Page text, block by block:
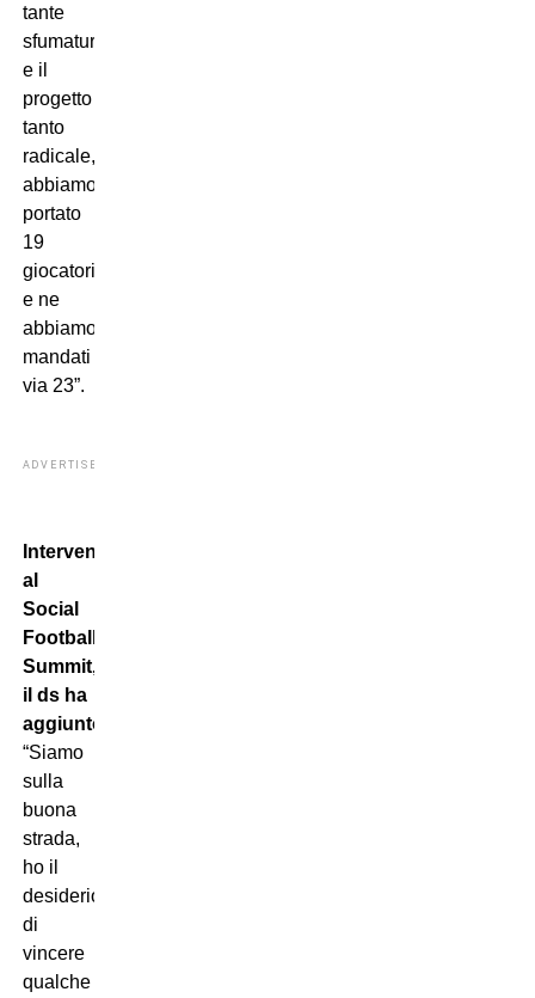
tante
sfumature,
e il
progetto
tanto
radicale,
abbiamo
portato
19
giocatori
e ne
abbiamo
mandati
via 23”.
ADVERTISEMENT
Intervenuto
al
Social
Football
Summit,
il ds ha
aggiunto:
“Siamo
sulla
buona
strada,
ho il
desiderio
di
vincere
qualche